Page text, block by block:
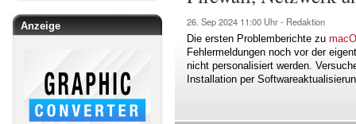
Anzeige 26. Sep 2024 11:00 Uhr - Redaktion
Die ersten Problemberichte zu
Fehlermeldungen noch vor der
nicht personalisiert werden.
Installation per